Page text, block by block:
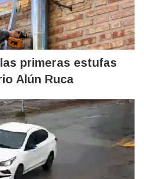
primeras estufas
Alún Ruca